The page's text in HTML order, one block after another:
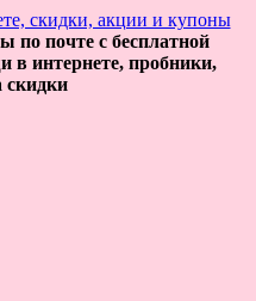
по почте с бесплатной
в интернете, пробники,
скидки